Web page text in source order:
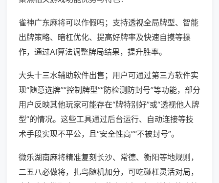
雀神广东麻将可以作假吗；支持透视全局牌型、智能
出牌策略、暗杠优化、提高好牌率及快速自摸等操
作，通过AI算法调整牌局结果，提升胜率。
大头十三水辅助软件出售；用户可通过第三方软件实
现“随意选牌”“控制牌型”“防检测防封号”等功能，部分
用户反映其他玩家可能存在“牌特别好”或“透视他人牌
型”的情况。这些工具通过后台运行、自动连接等技
术手段实现不平公，且“安全性高”“不被封号”。
微乐湖南麻将精准复刻长沙、常德、衡阳等地规则，
二五八必做将，扎鸟随机加分，可吃碰杠灵活对局，